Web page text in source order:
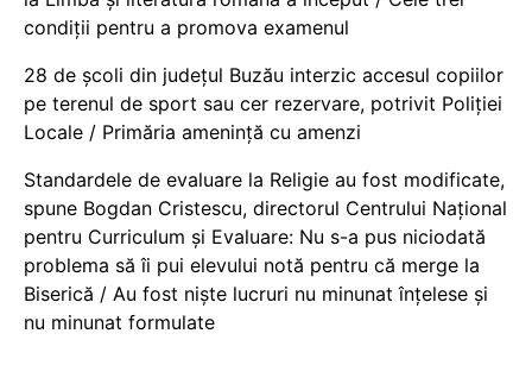
condiții pentru a promova examenul
28 de școli din județul Buzău interzic accesul copiilor
pe terenul de sport sau cer rezervare, potrivit Poliției
Locale / Primăria amenință cu amenzi
Standardele de evaluare la Religie au fost modificate,
spune Bogdan Cristescu, directorul Centrului Național
pentru Curriculum și Evaluare: Nu s-a pus niciodată
problema să îi pui elevului notă pentru că merge la
Biserică / Au fost niște lucruri nu minunat înțelese și
nu minunat formulate